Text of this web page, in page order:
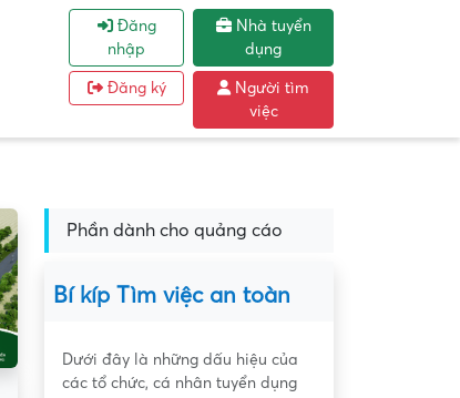
Đăng
nhập
Đăng ký
Nhà tuyển
dụng
Người tìm
việc
Phần dành cho quảng cáo
Bí kíp Tìm việc an toàn
Dưới đây là những dấu hiệu của
các tổ chức, cá nhân tuyển dụng